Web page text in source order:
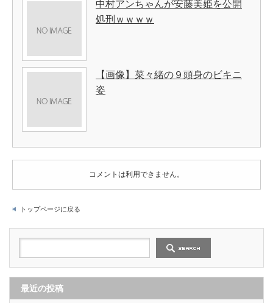
中村アンちゃんが安藤美姫を公開
処刑ｗｗｗｗ
【画像】菜々緒の９頭身のビキニ
姿
コメントは利用できません。
トップページに戻る
最近の投稿